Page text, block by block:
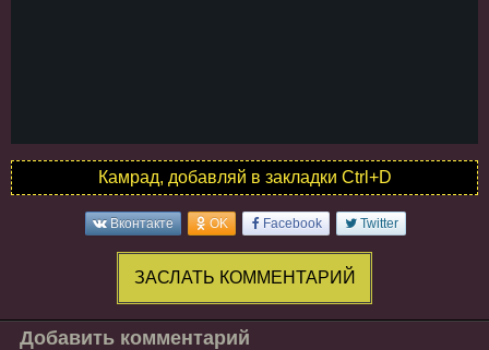
Камрад, добавляй в закладки Ctrl+D
Вконтакте OK Facebook Twitter
ЗАСЛАТЬ КОММЕНТАРИЙ
Добавить комментарий